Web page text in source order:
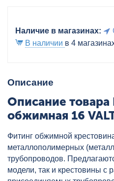
Наличие в магазинах:
В наличии в 4
Описание
Описание
обжимная 16
VTm.341.N.161616
Фитинг обжимной
металлополимерных
трубопроводов.
модели, так и крестовины с